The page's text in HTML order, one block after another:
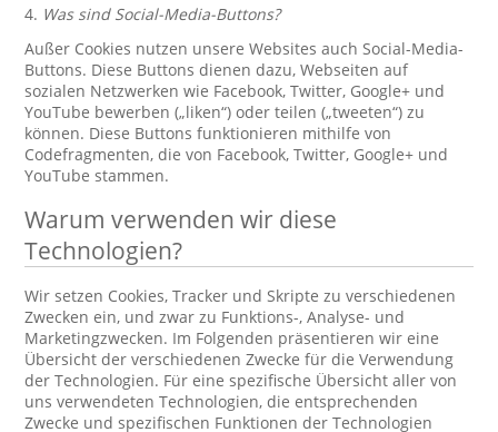
4. Was sind Social-Media-Buttons?
Außer Cookies nutzen unsere Websites auch Social-Media-
Buttons. Diese Buttons dienen dazu, Webseiten auf
sozialen Netzwerken wie Facebook, Twitter, Google+ und
YouTube bewerben („liken“) oder teilen („tweeten“) zu
können. Diese Buttons funktionieren mithilfe von
Codefragmenten, die von Facebook, Twitter, Google+ und
YouTube stammen.
Warum verwenden wir diese
Technologien?
Wir setzen Cookies, Tracker und Skripte zu verschiedenen
Zwecken ein, und zwar zu Funktions-, Analyse- und
Marketingzwecken. Im Folgenden präsentieren wir eine
Übersicht der verschiedenen Zwecke für die Verwendung
der Technologien. Für eine spezifische Übersicht aller von
uns verwendeten Technologien, die entsprechenden
Zwecke und spezifischen Funktionen der Technologien